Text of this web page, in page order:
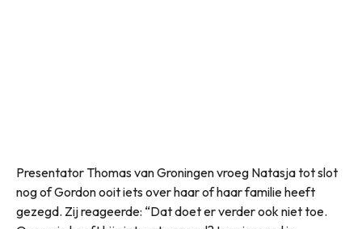
Presentator Thomas van Groningen vroeg Natasja tot slot
nog of Gordon ooit iets over haar of haar familie heeft
gezegd. Zij reageerde: “Dat doet er verder ook niet toe.